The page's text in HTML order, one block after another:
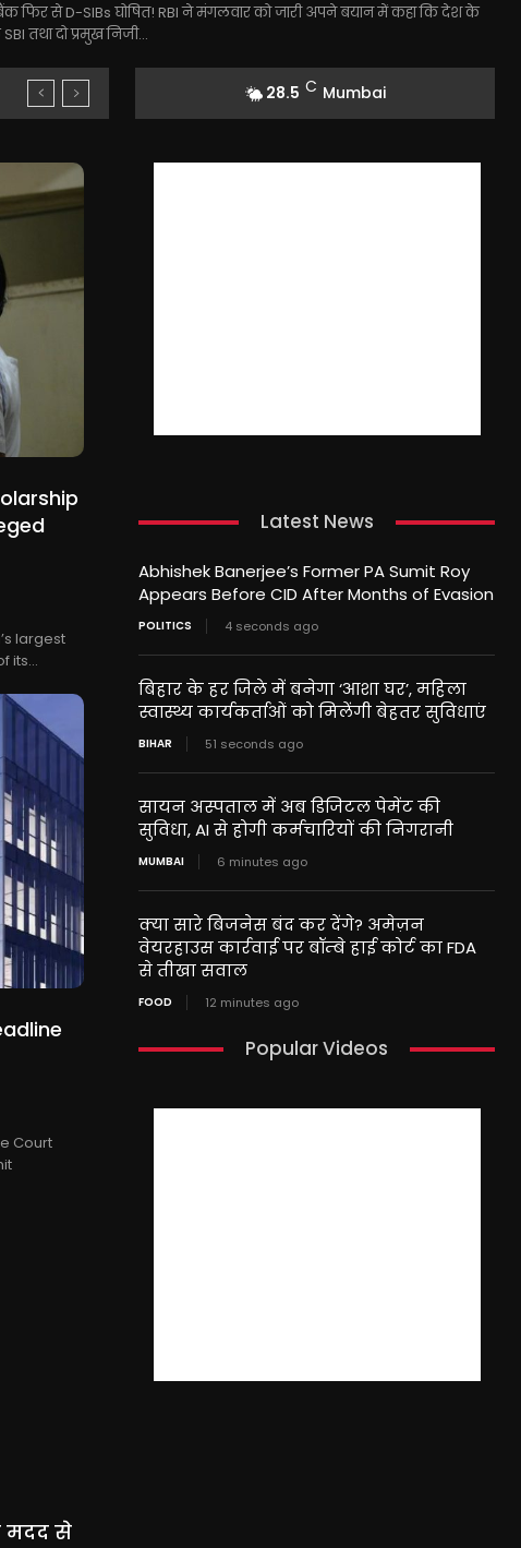
फिर से D-SIBs घोषित! RBI ने मंगलवार को जारी अपने बयान में कहा कि देश के
तथा दो प्रमुख निजी...
28.5 C Mumbai
largest
its...
Court
मदद से
Latest News
Abhishek Banerjee’s Former PA Sumit Roy
Appears Before CID After Months of Evasion
POLITICS 4 seconds ago
बिहार के हर जिले में बनेगा ‘आशा घर’, महिला
स्वास्थ्य कार्यकर्ताओं को मिलेंगी बेहतर सुविधाएं
BIHAR 51 seconds ago
सायन अस्पताल में अब डिजिटल पेमेंट की
सुविधा, AI से होगी कर्मचारियों की निगरानी
MUMBAI 6 minutes ago
क्या सारे बिजनेस बंद कर देंगे? अमेज़न
वेयरहाउस कार्रवाई पर बॉम्बे हाई कोर्ट का FDA
से तीखा सवाल
FOOD 12 minutes ago
Popular Videos